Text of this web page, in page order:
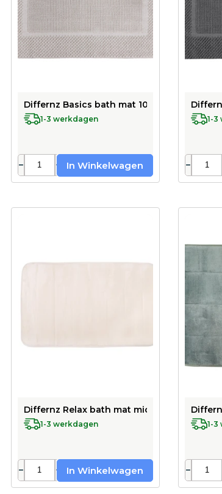
cotton - suitable for underfloor heating - 50 x
Differnz Basics bath mat 100% cotton -
1-3 werkdagen
− + In Winkelwagen
1-3
−
normal foam - 50 x 80 cm - gray
Differnz Relax bath mat microfiber/normal
1-3 werkdagen
− + In Winkelwagen
1-3
−